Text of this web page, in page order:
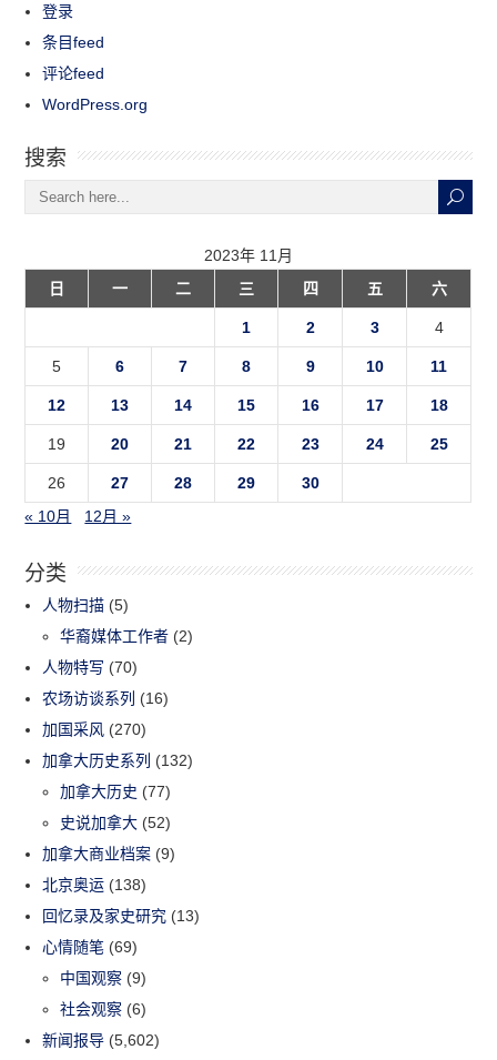
登录
条目feed
评论feed
WordPress.org
搜索
2023年 11月
日
一 二 三 四 五 六
1 2 3 4
5 6 7 8 9 10 11
12 13 14 15 16 17 18
19 20 21 22 23 24 25
26 27 28 29
30
« 10月
12月 »
分类
人物扫描 (5)
华裔媒体工作者 (2)
人物特写 (70)
农场访谈系列 (16)
加国采风 (270)
加拿大历史系列 (132)
加拿大历史 (77)
史说加拿大 (52)
加拿大商业档案 (9)
北京奥运 (138)
回忆录及家史研究 (13)
心情随笔 (69)
中国观察 (9)
社会观察 (6)
新闻报导 (5,602)